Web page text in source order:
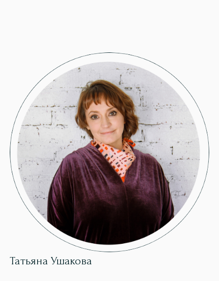
Татьяна Ушакова